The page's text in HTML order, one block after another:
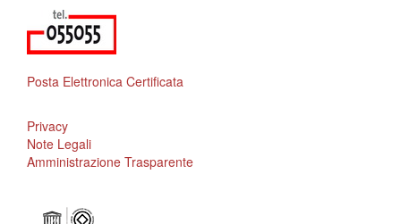
Posta Elettronica Certificata
Privacy
Note Legali
Amministrazione Trasparente